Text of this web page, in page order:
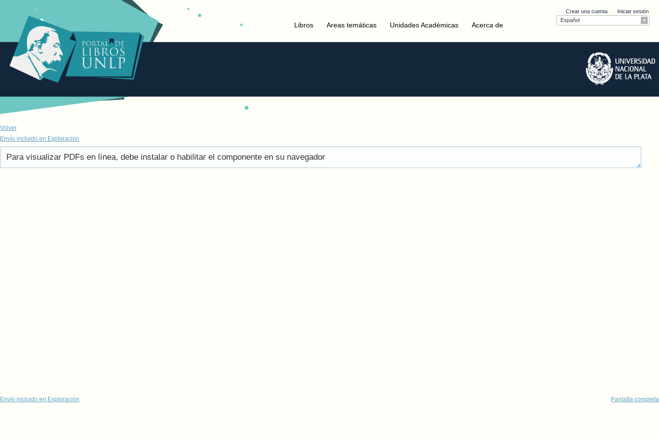
Crear una cuenta
Iniciar sesión
Español
Libros Areas temáticas Unidades Académicas Acerca de
Volver
Envío incluido en Exploración
Para visualizar PDFs en línea, debe instalar o habilitar el componente en su navegador
Envío incluido en Exploración Pantalla completa